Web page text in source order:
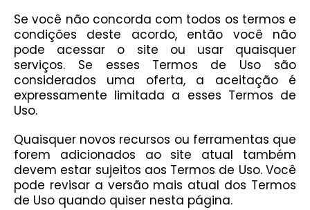
Se você não concorda com todos os termos e
condições deste acordo, então você não
pode acessar o site ou usar quaisquer
serviços. Se esses Termos de Uso são
considerados uma oferta, a aceitação é
expressamente limitada a esses Termos de
Uso.
Quaisquer novos recursos ou ferramentas que
forem adicionados ao site atual também
devem estar sujeitos aos Termos de Uso. Você
pode revisar a versão mais atual dos Termos
de Uso quando quiser nesta página.